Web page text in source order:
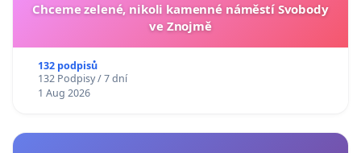
Chceme zelené, nikoli kamenné náměstí Svobody
ve Znojmě
132 podpisů
132 Podpisy / 7 dní
1 Aug 2026